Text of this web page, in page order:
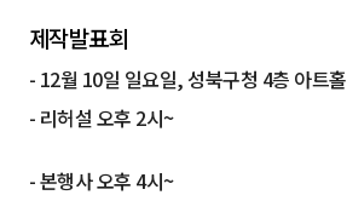
제작발표회
- 12월 10일 일요일, 성북구청 4층 아트홀
- 리허설 오후 2시~
- 본행사 오후 4시~